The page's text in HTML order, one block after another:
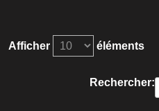
Afficher éléments
Rechercher: